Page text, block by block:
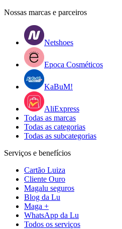
Nossas marcas e parceiros
Netshoes
Epoca Cosméticos
KaBuM!
AliExpress
Todas as marcas
Todas as categorias
Todas as subcategorias
Serviços e benefícios
Cartão Luiza
Cliente Ouro
Magalu seguros
Blog da Lu
Maga +
WhatsApp da Lu
Todos os serviços